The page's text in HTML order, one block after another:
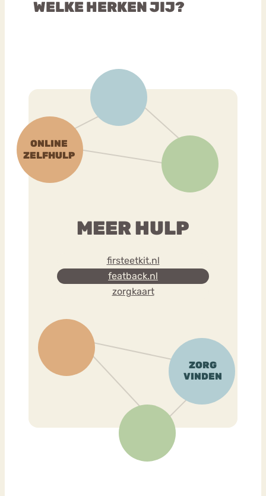
WELKE HERKEN JIJ?
MEER HULP
firsteetkit.nl
featback.nl
zorgkaart